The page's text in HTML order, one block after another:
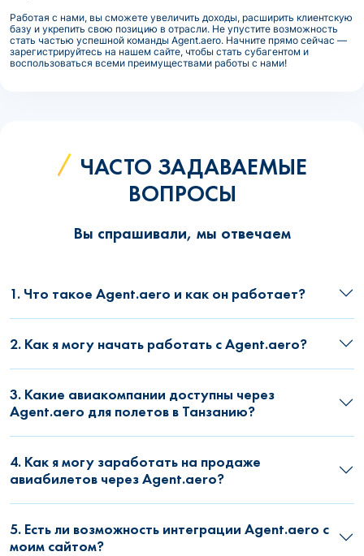
Работая с нами, вы сможете увеличить доходы, расширить клиентскую
базу и укрепить свою позицию в отрасли. Не упустите возможность
стать частью успешной команды Agent.aero. Начните прямо сейчас —
зарегистрируйтесь на нашем сайте, чтобы стать субагентом и
воспользоваться всеми преимуществами работы с нами!
ЧАСТО ЗАДАВАЕМЫЕ
ВОПРОСЫ
Вы спрашивали, мы отвечаем
1. Что такое Agent.aero и как он работает?
2. Как я могу начать работать с Agent.aero?
3. Какие авиакомпании доступны через
Agent.aero для полетов в Танзанию?
4. Как я могу заработать на продаже
авиабилетов через Agent.aero?
5. Есть ли возможность интеграции Agent.aero с
моим сайтом?